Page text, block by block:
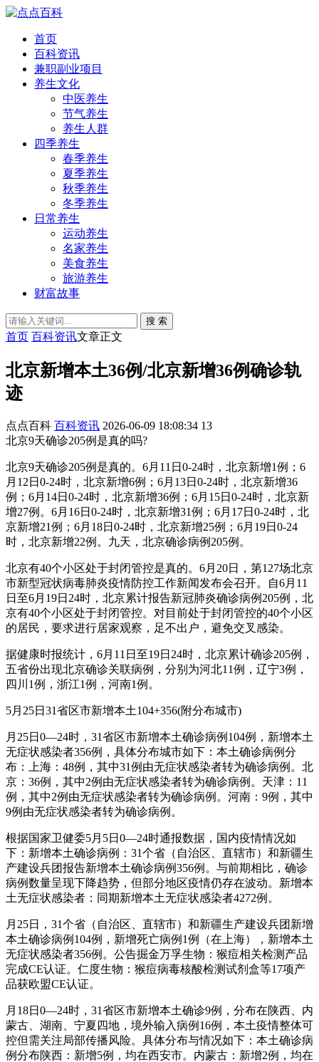
首页
百科资讯
兼职副业项目
养生文化
中医养生
节气养生
养生人群
四季养生
春季养生
夏季养生
秋季养生
冬季养生
日常养生
运动养生
名家养生
美食养生
旅游养生
财富故事
搜 索
首页 百科资讯文章正文
北京新增本土36例/北京新增36例确诊轨
迹
点点百科 百科资讯 2026-06-09 18:08:34 13
北京9天确诊205例是真的吗?
北京9天确诊205例是真的。6月11日0-24时，北京新增1例；6
月12日0-24时，北京新增6例；6月13日0-24时，北京新增36
例；6月14日0-24时，北京新增36例；6月15日0-24时，北京新
增27例。6月16日0-24时，北京新增31例；6月17日0-24时，北
京新增21例；6月18日0-24时，北京新增25例；6月19日0-24
时，北京新增22例。九天，北京确诊病例205例。
北京有40个小区处于封闭管控是真的。6月20日，第127场北京
市新型冠状病毒肺炎疫情防控工作新闻发布会召开。自6月11
日至6月19日24时，北京累计报告新冠肺炎确诊病例205例，北
京有40个小区处于封闭管控。对目前处于封闭管控的40个小区
的居民，要求进行居家观察，足不出户，避免交叉感染。
据健康时报统计，6月11日至19日24时，北京累计确诊205例，
五省份出现北京确诊关联病例，分别为河北11例，辽宁3例，
四川1例，浙江1例，河南1例。
5月25日31省区市新增本土104+356(附分布城市)
月25日0—24时，31省区市新增本土确诊病例104例，新增本土
无症状感染者356例，具体分布城市如下：本土确诊病例分
布：上海：48例，其中31例由无症状感染者转为确诊病例。北
京：36例，其中2例由无症状感染者转为确诊病例。天津：11
例，其中2例由无症状感染者转为确诊病例。河南：9例，其中
9例由无症状感染者转为确诊病例。
根据国家卫健委5月5日0—24时通报数据，国内疫情情况如
下：新增本土确诊病例：31个省（自治区、直辖市）和新疆生
产建设兵团报告新增本土确诊病例356例。与前期相比，确诊
病例数量呈现下降趋势，但部分地区疫情仍存在波动。新增本
土无症状感染者：同期新增本土无症状感染者4272例。
月25日，31个省（自治区、直辖市）和新疆生产建设兵团新增
本土确诊病例104例，新增死亡病例1例（在上海），新增本土
无症状感染者356例。公告掘金万孚生物：猴痘相关检测产品
完成CE认证。仁度生物：猴痘病毒核酸检测试剂盒等17项产
品获欧盟CE认证。
月18日0—24时，31省区市新增本土确诊9例，分布在陕西、内
蒙古、湖南、宁夏四地，境外输入病例16例，本土疫情整体可
控但需关注局部传播风险。具体分布与情况如下：本土确诊病
例分布陕西：新增5例，均在西安市。内蒙古：新增2例，均在